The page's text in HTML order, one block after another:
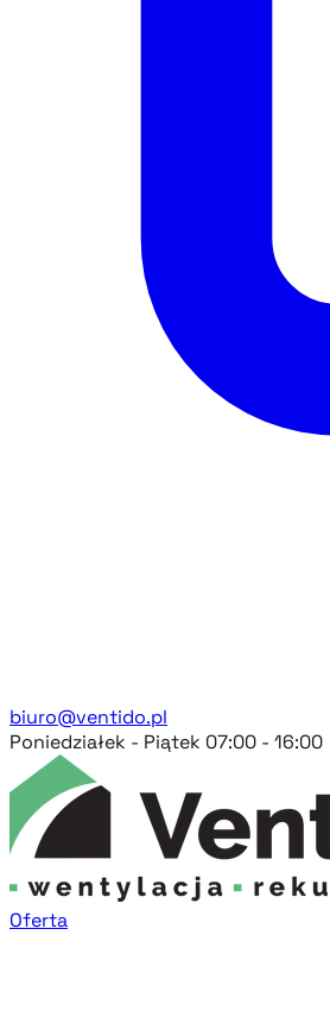
biuro@ventido.pl
Poniedziałek - Piątek 07:00 - 16:00
Oferta